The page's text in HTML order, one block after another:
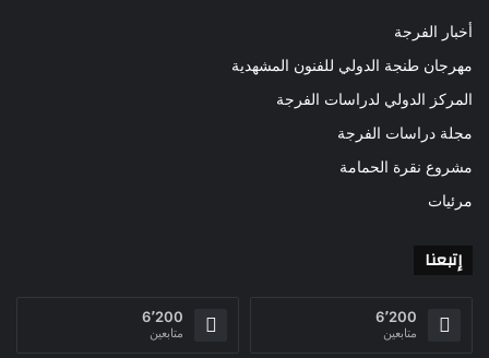
أخبار الفرجة
مهرجان طنجة الدولي للفنون المشهدية
المركز الدولي لدراسات الفرجة
مجلة دراسات الفرجة
مشروع نقرة الحمامة
مرئيات
إتبعنا
6٬200
متابعين
6٬200
متابعين